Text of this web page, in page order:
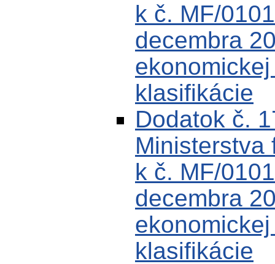
k č. MF/
decembra
klasifikácie
Dodatok č.
Ministerstva
k č. MF/
decembra
klasifikácie